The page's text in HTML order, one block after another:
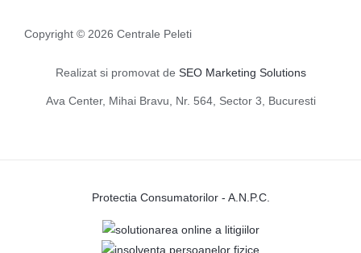
Copyright © 2026 Centrale Peleti
Realizat si promovat de SEO Marketing Solutions
Ava Center, Mihai Bravu, Nr. 564, Sector 3, Bucuresti
Protectia Consumatorilor - A.N.P.C.